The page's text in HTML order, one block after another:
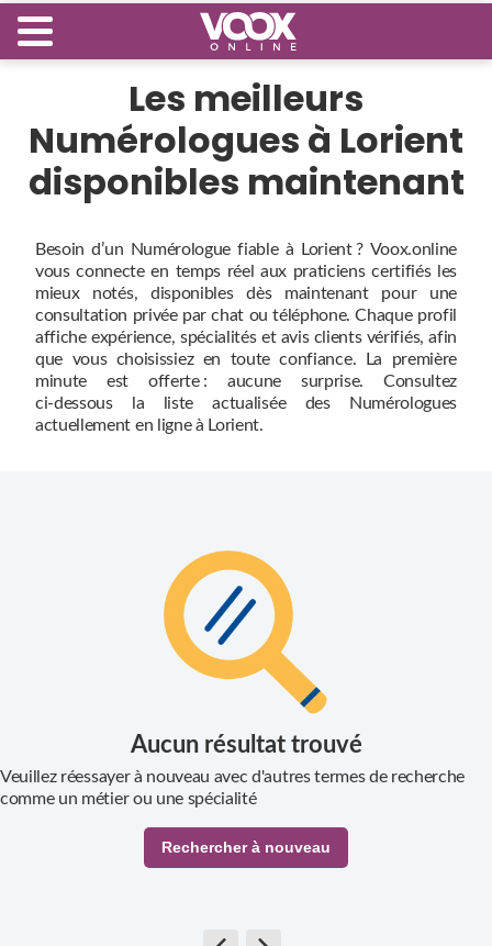
Les meilleurs
Numérologues à Lorient
disponibles maintenant
Besoin d’un Numérologue fiable à Lorient ? Voox.online
vous connecte en temps réel aux praticiens certifiés les
mieux notés, disponibles dès maintenant pour une
consultation privée par chat ou téléphone. Chaque profil
affiche expérience, spécialités et avis clients vérifiés, afin
que vous choisissiez en toute confiance. La première
minute est offerte : aucune surprise. Consultez
ci‑dessous la liste actualisée des Numérologues
actuellement en ligne à Lorient.
Aucun résultat trouvé
Veuillez réessayer à nouveau avec d'autres termes de recherche
comme un métier ou une spécialité
Rechercher à nouveau